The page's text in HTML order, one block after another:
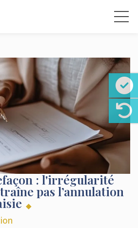
: l'irrégularité
pas l’annulation